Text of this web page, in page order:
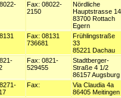
Fax: 08022-
2150
Nördliche
Hauptstrasse 14
83700 Rottach
Egern
Fax: 08131
736681
Frühlingstraße
33
85221 Dachau
Fax: 0821-
529455
Stadtberger-
Straße 4 1/2
86157 Augsburg
Fax:
Via Claudia 4a
86405 Meitingen